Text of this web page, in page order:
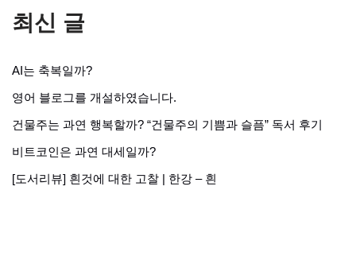
최신 글
AI는 축복일까?
영어 블로그를 개설하였습니다.
건물주는 과연 행복할까? “건물주의 기쁨과 슬픔” 독서 후기
비트코인은 과연 대세일까?
[도서리뷰] 흰것에 대한 고찰 | 한강 – 흰